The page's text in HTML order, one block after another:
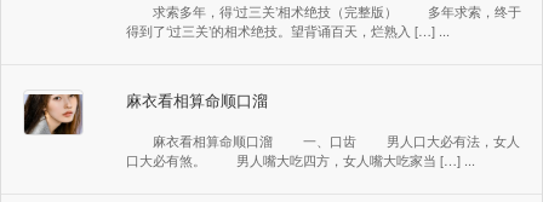
求索多年，得‘过三关’相术绝技（完整版） 多年求索，终于
得到了‘过三关’的相术绝技。望背诵百天，烂熟入 […] ...
麻衣看相算命顺口溜
麻衣看相算命顺口溜 一、口齿 男人口大必有法，女人
口大必有煞。 男人嘴大吃四方，女人嘴大吃家当 […] ...